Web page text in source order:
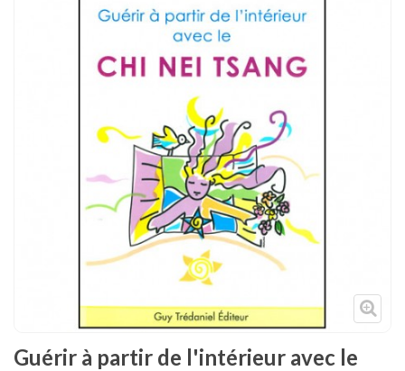
Chaussures
Protections
Condition physique
Accessoires
Décoration
Guérir à partir de l'intérieur avec le